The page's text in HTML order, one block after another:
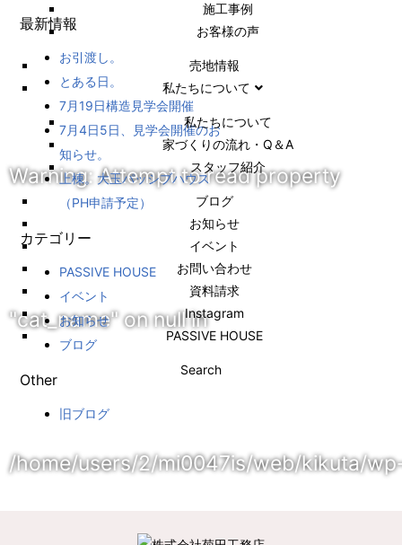
施⼯事例
お客様の声
売地情報
私たちについて
私たちについて
家づくりの流れ・Q＆A
スタッフ紹介
ブログ
お知らせ
イベント
お問い合わせ
資料請求
Instagram
PASSIVE HOUSE
Search
Warning: Attempt to read property
"cat_name" on null in
/home/users/2/mi0047is/web/kikuta/
最新情報
お引渡し。
とある日。
7月19日構造見学会開催
7月4日5日、見学会開催のお
知らせ。
上棟。大玉パッシブハウス
（PH申請予定）
カテゴリー
PASSIVE HOUSE
イベント
お知らせ
ブログ
Other
旧ブログ